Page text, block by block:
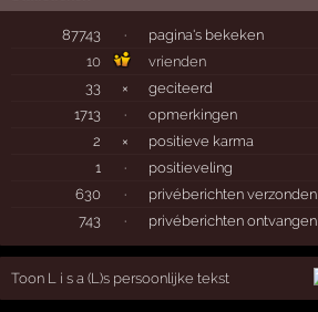
87743 ·
pagina's bekeken
10
vrienden
33
×
geciteerd
1713
·
opmerkingen
2
×
positieve karma
1
·
positieveling
630
·
privéberichten verzonden
743
· privéberichten ontvangen
Toon L i s a (L)s persoonlijke tekst